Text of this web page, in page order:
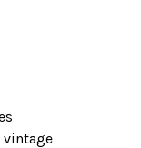
vintage